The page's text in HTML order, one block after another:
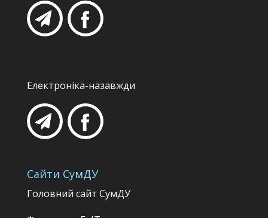
Електроніка-назавжди
Сайти СумДУ
Головний сайт СумДУ